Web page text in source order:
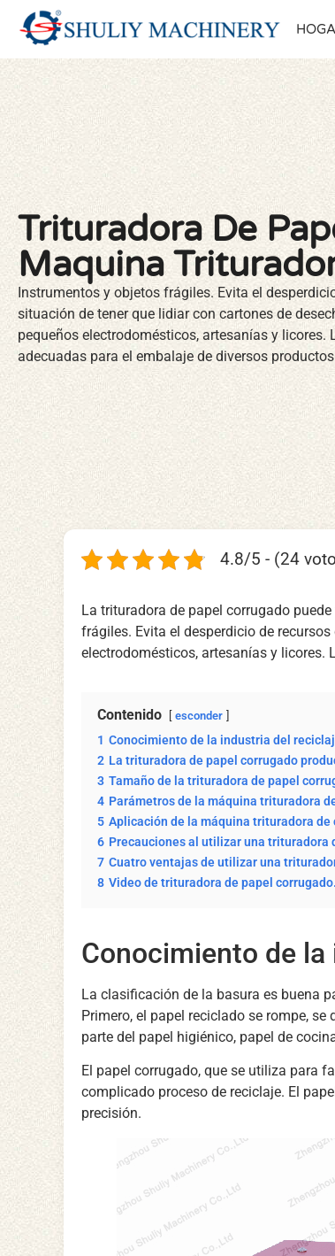
Trituradora De
Maquina
Instrumentos y objetos frágiles. Evita el
situación de tener que lidiar con cartones de
pequeños electrodomésticos, artesanías y
adecuadas para el embalaje de diversos
4.8/5 - (24
La trituradora de papel corrugado
frágiles. Evita el desperdicio de
electrodomésticos, artesanías y licores.
Contenido esconder
1 Conocimiento de la industria del
2 La trituradora de papel corrugado
3 Tamaño de la trituradora de papel
4 Parámetros de la máquina trituradora
5 Aplicación de la máquina trituradora de
6 Precauciones al utilizar una trituradora
7 Cuatro ventajas de utilizar una
8 Video de trituradora de papel corrugado.
Conocimiento de
La clasificación de la basura es buena
Primero, el papel reciclado se rompe,
parte del papel higiénico, papel de
El papel corrugado, que se utiliza para
complicado proceso de reciclaje. El
precisión.